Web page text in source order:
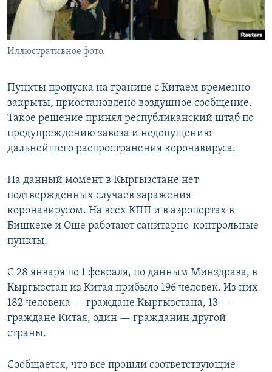
Иллюстративное фото.
Пункты пропуска на границе с Китаем временно
закрыты, приостановлено воздушное сообщение.
Такое решение принял республиканский штаб по
предупреждению завоза и недопущению
дальнейшего распространения коронавируса.
На данный момент в Кыргызстане нет
подтвержденных случаев заражения
коронавирусом. На всех КПП и в аэропортах в
Бишкеке и Оше работают санитарно-контрольные
пункты.
С 28 января по 1 февраля, по данным Минздрава, в
Кыргызстан из Китая прибыло 196 человек. Из них
182 человека — граждане Кыргызстана, 13 —
граждане Китая, один — гражданин другой
страны.
Сообщается, что все прошли соответствующие